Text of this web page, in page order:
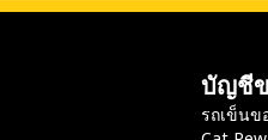
บัญชี
รถเข็น